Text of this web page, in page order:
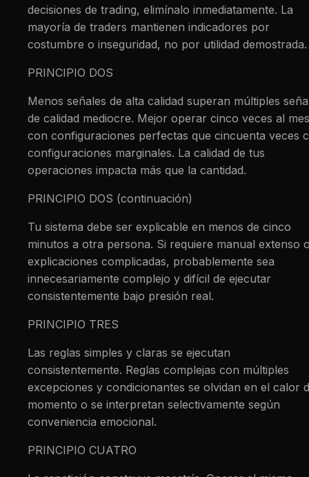
decisiones de trading, elimínalo inmediatamente. La
mayoría de traders mantienen indicadores por
costumbre o inseguridad, no por utilidad demostrada.
PRINCIPIO DOS
Menos señales de alta calidad superan múltiples
de calidad mediocre. Mejor operar cinco veces al mes
con configuraciones perfectas que cincuenta veces
configuraciones marginales. La calidad de tus
operaciones impacta más que la cantidad.
PRINCIPIO DOS (continuación)
Tu sistema debe ser explicable en menos de cinco
minutos a otra persona. Si requiere manual extenso
explicaciones complicadas, probablemente sea
innecesariamente complejo y difícil de ejecutar
consistentemente bajo presión real.
PRINCIPIO TRES
Las reglas simples y claras se ejecutan
consistentemente. Reglas complejas con múltiples
excepciones y condicionantes se olvidan en el calor
momento o se interpretan selectivamente según
conveniencia emocional.
PRINCIPIO CUATRO